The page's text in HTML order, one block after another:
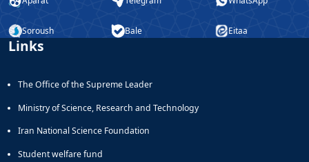
Soroush Bale Eitaa
Links
The Office of the Supreme Leader
Ministry of Science, Research and Technology
Iran National Science Foundation
Student welfare fund